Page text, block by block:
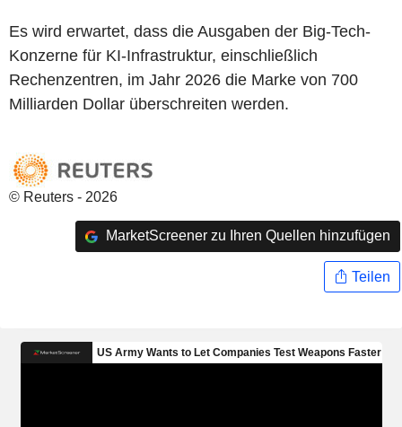
Es wird erwartet, dass die Ausgaben der Big-Tech-
Konzerne für KI-Infrastruktur, einschließlich
Rechenzentren, im Jahr 2026 die Marke von 700
Milliarden Dollar überschreiten werden.
© Reuters - 2026
MarketScreener zu Ihren Quellen hinzufügen
Teilen